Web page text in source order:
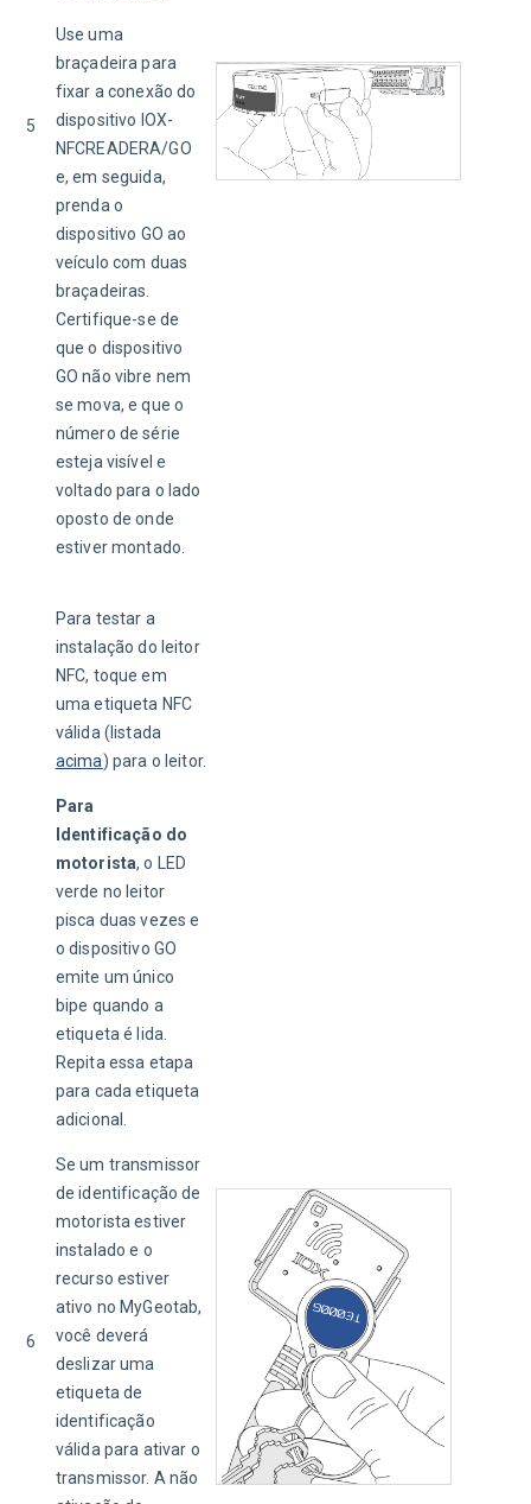
5
Use uma
braçadeira para
fixar a conexão do
dispositivo IOX-
NFCREADERA/GO
e, em seguida,
prenda o
dispositivo GO ao
veículo com duas
braçadeiras.
Certifique-se de
que o dispositivo
GO não vibre nem
se mova, e que o
número de série
esteja visível e
voltado para o lado
oposto de onde
estiver montado.
6
Para testar a
instalação do leitor
NFC, toque em
uma etiqueta NFC
válida (listada
acima) para o leitor.
Para
Identificação do
motorista, o LED
verde no leitor
pisca duas vezes e
o dispositivo GO
emite um único
bipe quando a
etiqueta é lida.
Repita essa etapa
para cada etiqueta
adicional.
Se um transmissor
de identificação de
motorista estiver
instalado e o
recurso estiver
ativo no MyGeotab,
você deverá
deslizar uma
etiqueta de
identificação
válida para ativar o
transmissor. A não